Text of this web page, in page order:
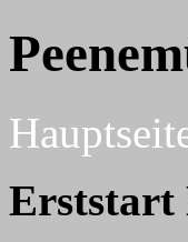
Erststart